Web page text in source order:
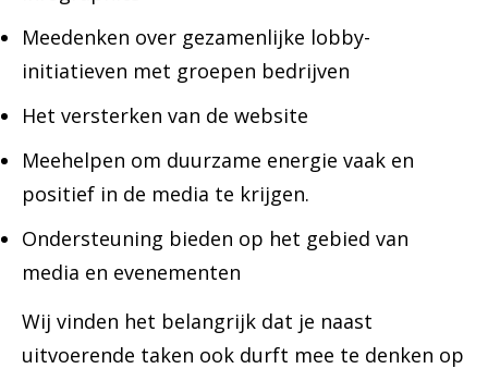
Meedenken over gezamenlijke lobby-
initiatieven met groepen bedrijven
Het versterken van de website
Meehelpen om duurzame energie vaak en
positief in de media te krijgen.
Ondersteuning bieden op het gebied van
media en evenementen
Wij vinden het belangrijk dat je naast
uitvoerende taken ook durft mee te denken op